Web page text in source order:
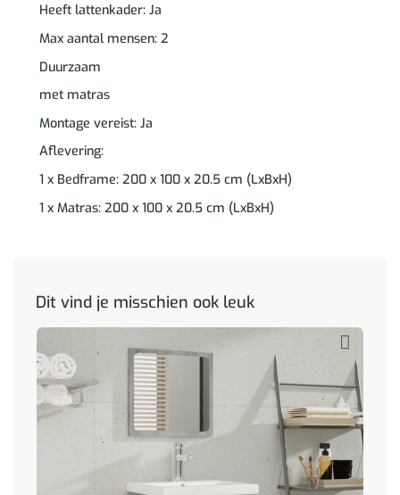
Heeft lattenkader: Ja
Max aantal mensen: 2
Duurzaam
met matras
Montage vereist: Ja
Aflevering:
1 x Bedframe: 200 x 100 x 20.5 cm (LxBxH)
1 x Matras: 200 x 100 x 20.5 cm (LxBxH)
Dit vind je misschien ook leuk